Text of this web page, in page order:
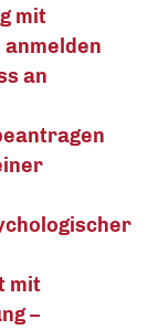
mit
an
mit
–